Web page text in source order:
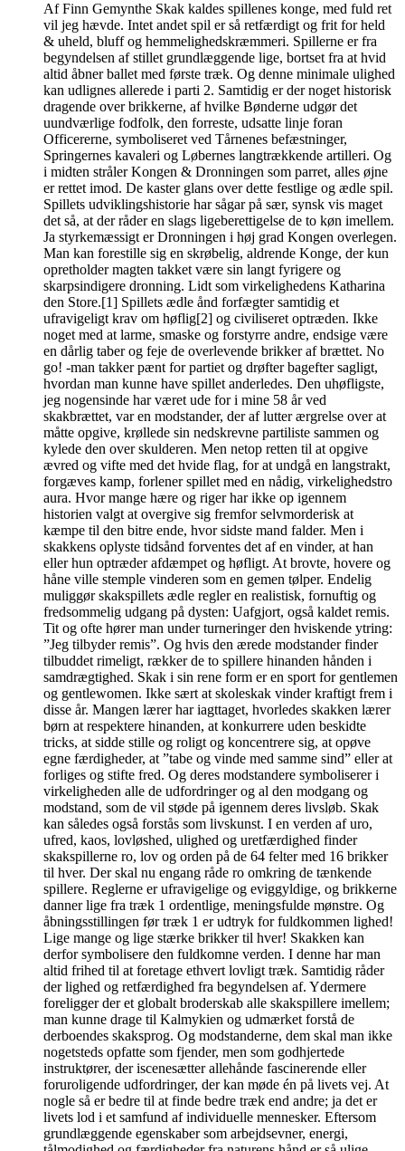
Af Finn Gemynthe Skak kaldes spillenes konge, med fuld ret
vil jeg hævde. Intet andet spil er så retfærdigt og frit for held
& uheld, bluff og hemmelighedskræmmeri. Spillerne er fra
begyndelsen af stillet grundlæggende lige, bortset fra at hvid
altid åbner ballet med første træk. Og denne minimale ulighed
kan udlignes allerede i parti 2. Samtidig er der noget historisk
dragende over brikkerne, af hvilke Bønderne udgør det
uundværlige fodfolk, den forreste, udsatte linje foran
Officererne, symboliseret ved Tårnenes befæstninger,
Springernes kavaleri og Løbernes langtrækkende artilleri. Og
i midten stråler Kongen & Dronningen som parret, alles øjne
er rettet imod. De kaster glans over dette festlige og ædle spil.
Spillets udviklingshistorie har sågar på sær, synsk vis maget
det så, at der råder en slags ligeberettigelse de to køn imellem.
Ja styrkemæssigt er Dronningen i høj grad Kongen overlegen.
Man kan forestille sig en skrøbelig, aldrende Konge, der kun
opretholder magten takket være sin langt fyrigere og
skarpsindigere dronning. Lidt som virkelighedens Katharina
den Store.[1] Spillets ædle ånd forfægter samtidig et
ufravigeligt krav om høflig[2] og civiliseret optræden. Ikke
noget med at larme, smaske og forstyrre andre, endsige være
en dårlig taber og feje de overlevende brikker af brættet. No
go! -man takker pænt for partiet og drøfter bagefter sagligt,
hvordan man kunne have spillet anderledes. Den uhøfligste,
jeg nogensinde har været ude for i mine 58 år ved
skakbrættet, var en modstander, der af lutter ærgrelse over at
måtte opgive, krøllede sin nedskrevne partiliste sammen og
kylede den over skulderen. Men netop retten til at opgive
ævred og vifte med det hvide flag, for at undgå en langstrakt,
forgæves kamp, forlener spillet med en nådig, virkelighedstro
aura. Hvor mange hære og riger har ikke op igennem
historien valgt at overgive sig fremfor selvmorderisk at
kæmpe til den bitre ende, hvor sidste mand falder. Men i
skakkens oplyste tidsånd forventes det af en vinder, at han
eller hun optræder afdæmpet og høfligt. At brovte, hovere og
håne ville stemple vinderen som en gemen tølper. Endelig
muliggør skakspillets ædle regler en realistisk, fornuftig og
fredsommelig udgang på dysten: Uafgjort, også kaldet remis.
Tit og ofte hører man under turneringer den hviskende ytring:
”Jeg tilbyder remis”. Og hvis den ærede modstander finder
tilbuddet rimeligt, rækker de to spillere hinanden hånden i
samdrægtighed. Skak i sin rene form er en sport for gentlemen
og gentlewomen. Ikke sært at skoleskak vinder kraftigt frem i
disse år. Mangen lærer har iagttaget, hvorledes skakken lærer
børn at respektere hinanden, at konkurrere uden beskidte
tricks, at sidde stille og roligt og koncentrere sig, at opøve
egne færdigheder, at ”tabe og vinde med samme sind” eller at
forliges og stifte fred. Og deres modstandere symboliserer i
virkeligheden alle de udfordringer og al den modgang og
modstand, som de vil støde på igennem deres livsløb. Skak
kan således også forstås som livskunst. I en verden af uro,
ufred, kaos, lovløshed, ulighed og uretfærdighed finder
skakspillerne ro, lov og orden på de 64 felter med 16 brikker
til hver. Der skal nu engang råde ro omkring de tænkende
spillere. Reglerne er ufravigelige og eviggyldige, og brikkerne
danner lige fra træk 1 ordentlige, meningsfulde mønstre. Og
åbningsstillingen før træk 1 er udtryk for fuldkommen lighed!
Lige mange og lige stærke brikker til hver! Skakken kan
derfor symbolisere den fuldkomne verden. I denne har man
altid frihed til at foretage ethvert lovligt træk. Samtidig råder
der lighed og retfærdighed fra begyndelsen af. Ydermere
foreligger der et globalt broderskab alle skakspillere imellem;
man kunne drage til Kalmykien og udmærket forstå de
derboendes skaksprog. Og modstanderne, dem skal man ikke
nogetsteds opfatte som fjender, men som godhjertede
instruktører, der iscenesætter allehånde fascinerende eller
foruroligende udfordringer, der kan møde én på livets vej. At
nogle så er bedre til at finde bedre træk end andre; ja det er
livets lod i et samfund af individuelle mennesker. Eftersom
grundlæggende egenskaber som arbejdsevner, energi,